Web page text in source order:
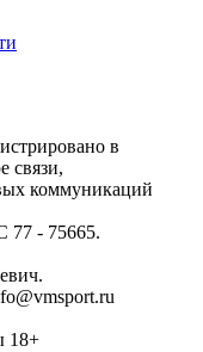
в
связи,
коммуникаций
77 - 75665.
18+